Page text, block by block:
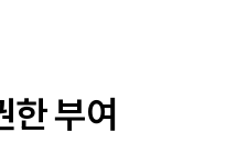
한 부여